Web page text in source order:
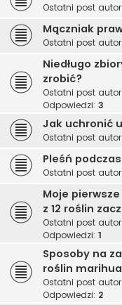
Ostatni post autor:
Mączniak
Ostatni post autor:
Niedługo
zrobić?
Ostatni post autor:
Odpowiedzi: 3
Jak uchronić
Ostatni post autor:
Pleśń
Ostatni post autor:
Moje
z 12 roślin
Ostatni post autor:
Odpowiedzi: 1
Sposoby na
roślin
Ostatni post autor:
Odpowiedzi: 2